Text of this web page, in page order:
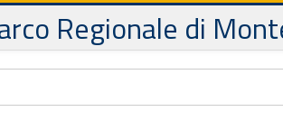
Regionale di